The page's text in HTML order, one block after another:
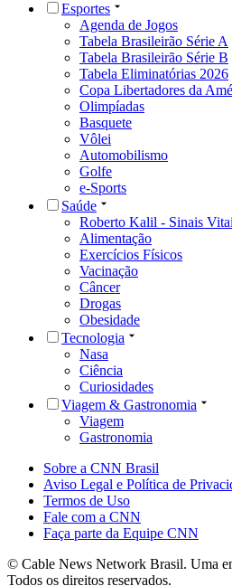
Esportes
Agenda de Jogos
Tabela Brasileirão Série A
Tabela Brasileirão Série B
Tabela Eliminatórias 2026
Copa Libertadores da
Olimpíadas
Basquete
Vôlei
Automobilismo
Golfe
e-Sports
Saúde
Roberto Kalil - Sinais
Alimentação
Exercícios Físicos
Vacinação
Câncer
Drogas
Obesidade
Tecnologia
Nasa
Ciência
Curiosidades
Viagem & Gastronomia
Viagem
Gastronomia
Sobre a CNN Brasil
Aviso Legal e Política de
Termos de Uso
Fale com a CNN
Faça parte da Equipe CNN
© Cable News Network Brasil. Uma
Todos os direitos reservados.